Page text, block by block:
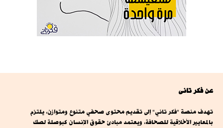
عن فكر تانى
تهدف منصة "فكر تاني" إلى تقديم محتوى صحفي متنوع ومتوازن، يلتزم
بالمعايير الأخلاقية للصحافة، ويعتمد مبادئ حقوق الإنسان كبوصلة لصك